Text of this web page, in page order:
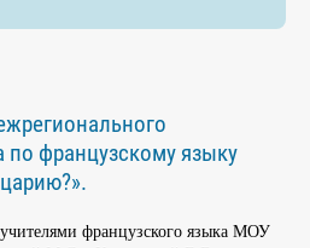
по французскому языку
французского языка МОУ